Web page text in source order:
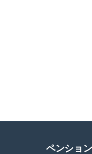
ペンショ